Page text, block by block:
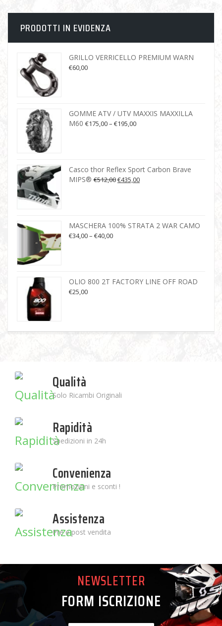
PRODOTTI IN EVIDENZA
GRILLO VERRICELLO PREMIUM WARN
€60,00
GOMME ATV / UTV MAXXIS MAXXILLA
M60 €175,00– €195,00
Casco thor Reflex Sport Carbon Brave
MIPS® €512,00€435,00
MASCHERA 100% STRATA 2 WAR CAMO
€34,00– €40,00
OLIO 800 2T FACTORY LINE OFF ROAD
€25,00
Qualità
Solo Ricambi Originali
Rapidità
Spedizioni in 24h
Convenienza
Promozioni e sconti !
Assistenza
Pre e post vendita
NEWSLETTER
FORM ISCRIZIONE